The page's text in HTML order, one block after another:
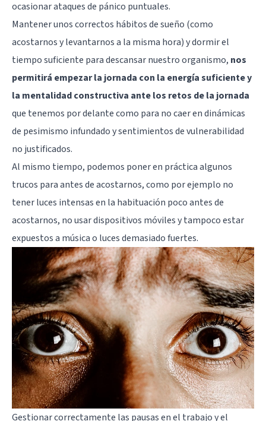
ocasionar ataques de pánico puntuales.
Mantener unos correctos hábitos de sueño (como
acostarnos y levantarnos a la misma hora) y dormir el
tiempo suficiente para descansar nuestro organismo, nos
permitirá empezar la jornada con la energía suficiente y
la mentalidad constructiva ante los retos de la jornada
que tenemos por delante como para no caer en dinámicas
de pesimismo infundado y sentimientos de vulnerabilidad
no justificados.
Al mismo tiempo, podemos poner en práctica algunos
trucos para antes de acostarnos, como por ejemplo no
tener luces intensas en la habituación poco antes de
acostarnos, no usar dispositivos móviles y tampoco estar
expuestos a música o luces demasiado fuertes.
Gestionar correctamente las pausas en el trabajo y el